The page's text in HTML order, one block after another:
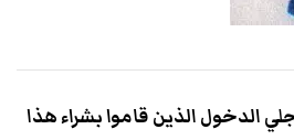
الدخول الذين قاموا بشراء هذا